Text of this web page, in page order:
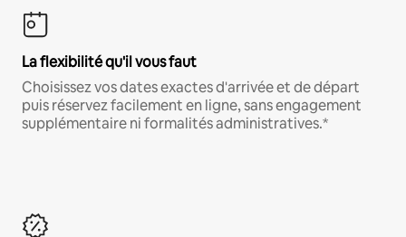
La flexibilité qu'il vous faut
Choisissez vos dates exactes d'arrivée et de départ
puis réservez facilement en ligne, sans engagement
supplémentaire ni formalités administratives.*